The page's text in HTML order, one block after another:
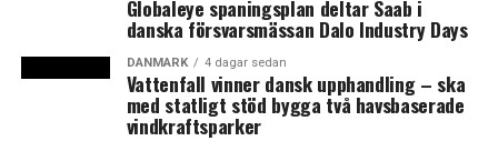
Globaleye spaningsplan deltar Saab i
danska försvarsmässan Dalo Industry Days
DANMARK 4 dagar sedan
Vattenfall vinner dansk upphandling – ska
med statligt stöd bygga två havsbaserade
vindkraftsparker